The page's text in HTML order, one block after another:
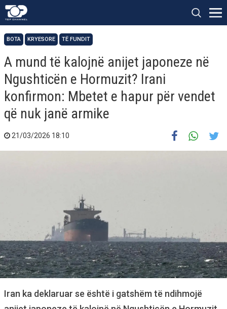
BOTA KRYESORE TË FUNDIT
A mund të kalojnë anijet japoneze në
Ngushticën e Hormuzit? Irani
konfirmon: Mbetet e hapur për vendet
që nuk janë armike
21/03/2026 18:10
Iran ka deklaruar se është i gatshëm të ndihmojë